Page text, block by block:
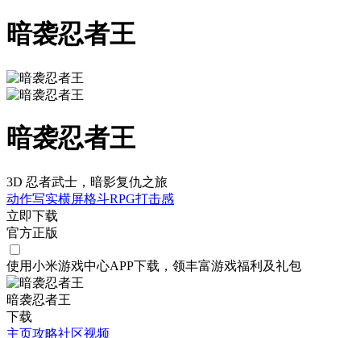
暗袭忍者王
暗袭忍者王
3D 忍者武士，暗影复仇之旅
动作写实横屏格斗RPG打击感
立即下载
官方正版
使用小米游戏中心APP下载 ，领丰富游戏福利 及礼包
暗袭忍者王
下载
主页攻略社区视频